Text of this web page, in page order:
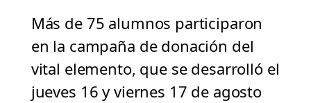
Más de 75 alumnos participaron
en la campaña de donación del
vital elemento, que se desarrolló el
jueves 16 y viernes 17 de agosto